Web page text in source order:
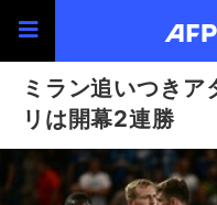
ミラン追いつきア
リは開幕2連勝